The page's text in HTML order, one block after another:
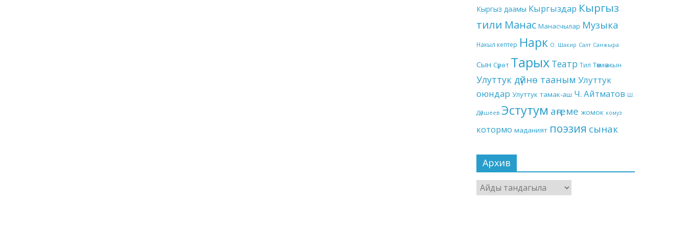
Кыргыз даамы Кыргыздар Кыргыз
тили Манас Манасчылар Музыка
Накыл кептер Нарк О. Шакир Салт Санжыра
Сын Сүрөт Тарых Театр Тил Төкмө акын
Улуттук дүйнө тааным Улуттук
оюндар Улуттук тамак-аш Ч. Айтматов Ш.
Дүйшеев Эстутум аңгеме жомок комуз
котормо маданият поэзия сынак
Архив
Архив